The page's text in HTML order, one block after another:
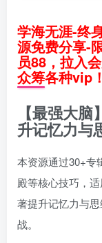
学海无涯-终
源免费分享-
员88，拉入
众筹各种vip！
【最强大
升记忆力与
本资源通过30+专
殿等核心技巧，
著提升记忆力与
战。